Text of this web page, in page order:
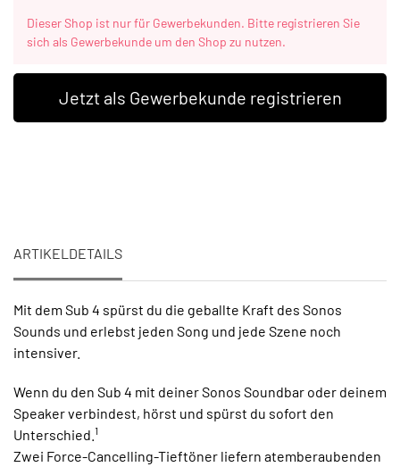
Dieser Shop ist nur für Gewerbekunden. Bitte registrieren Sie
sich als Gewerbekunde um den Shop zu nutzen.
Jetzt als Gewerbekunde registrieren
ARTIKELDETAILS
Mit dem Sub 4 spürst du die geballte Kraft des Sonos
Sounds und erlebst jeden Song und jede Szene noch
intensiver.
Wenn du den Sub 4 mit deiner Sonos Soundbar oder deinem
Speaker verbindest, hörst und spürst du sofort den
Unterschied. 1
Zwei Force-Cancelling-Tieftöner liefern atemberaubenden